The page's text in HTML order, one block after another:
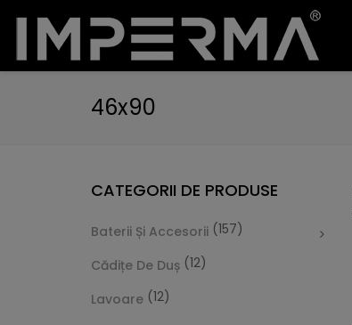
46x90
CATEGORII DE PRODUSE
Baterii Și Accesorii (157)
Cădițe De Duș (12)
Lavoare (12)